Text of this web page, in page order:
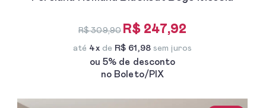
R$ 309,90 R$ 247,92
até 4xde R$ 61,98sem juros
ou 5% de desconto
no Boleto/PIX